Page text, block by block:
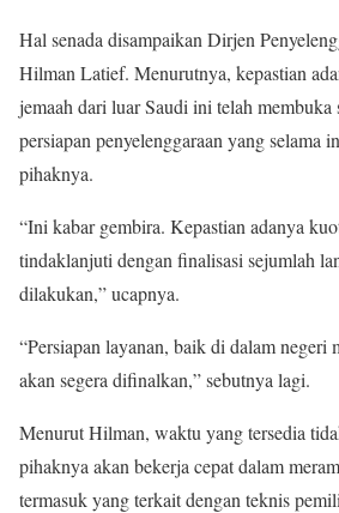
Hal senada disampaikan Dirjen
Hilman Latief. Menurutnya, kepastian
jemaah dari luar Saudi ini telah membuka
persiapan penyelenggaraan yang selama
pihaknya.
“Ini kabar gembira. Kepastian adanya
tindaklanjuti dengan finalisasi sejumlah
dilakukan,” ucapnya.
“Persiapan layanan, baik di dalam negeri
akan segera difinalkan,” sebutnya lagi.
Menurut Hilman, waktu yang tersedia
pihaknya akan bekerja cepat dalam
termasuk yang terkait dengan teknis